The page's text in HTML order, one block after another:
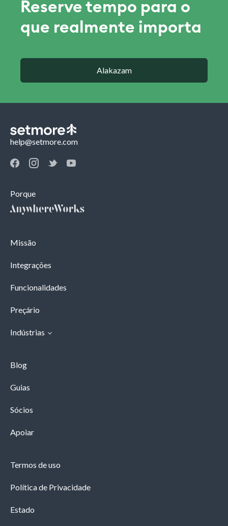
Reserve tempo para o
que realmente importa
Alakazam
help@setmore.com
Porque
Missão
Integrações
Funcionalidades
Preçário
Indústrias
Blog
Guias
Sócios
Apoiar
Termos de uso
Política de Privacidade
Estado